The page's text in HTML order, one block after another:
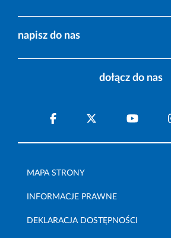
napisz do nas
dołącz do nas
MAPA STRONY
INFORMACJE PRAWNE
DEKLARACJA DOSTĘPNOŚCI